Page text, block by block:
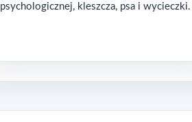
psychologicznej, kleszcza, psa i wycieczki.